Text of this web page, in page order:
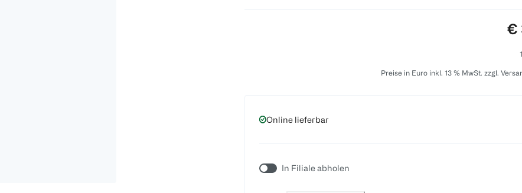
€
Preise in Euro inkl. 13 % MwSt. zzgl.
Online lieferbar
In Filiale abholen